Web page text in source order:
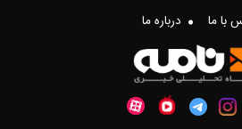
با ما درباره ما